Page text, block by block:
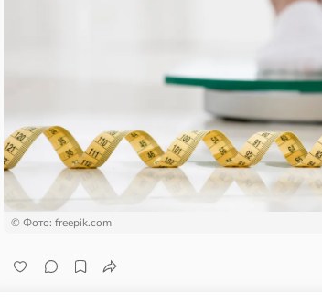
© Фото: freepik.com